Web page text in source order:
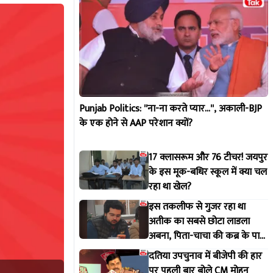
Punjab Politics: ''ना-ना करते प्यार...'', अकाली-BJP
के एक होने से AAP परेशान क्यों?
17 क्लासरूम और 76 टीचर! जयपुर
के इस मूक-बधिर स्कूल में क्या चल
रहा था खेल?
इस तकलीफ से गुजर रहा था
अतीक का सबसे छोटा लाडला
अबना, पिता-चाचा की कब्र के पास
ही होगा सुपुर्द-ए-खाक
दतिया उपचुनाव में बीजेपी की हार